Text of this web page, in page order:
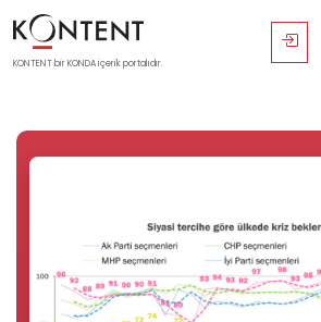
KONTENT bir KONDA içerik portalıdır.